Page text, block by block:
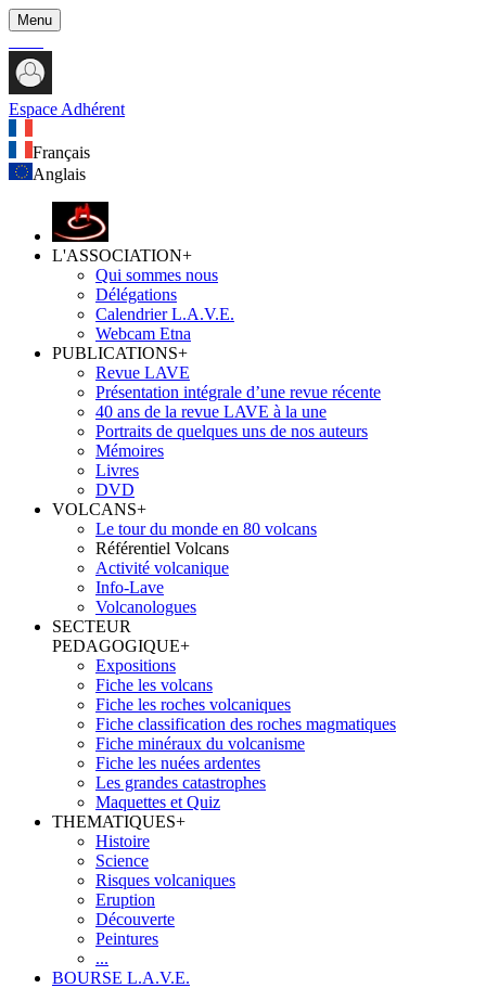
Menu
Espace Adhérent
Français
Anglais
L'ASSOCIATION+
Qui sommes nous
Délégations
Calendrier L.A.V.E.
Webcam Etna
PUBLICATIONS+
Revue LAVE
Présentation intégrale d’une revue récente
40 ans de la revue LAVE à la une
Portraits de quelques uns de nos auteurs
Mémoires
Livres
DVD
VOLCANS+
Le tour du monde en 80 volcans
Référentiel Volcans
Activité volcanique
Info-Lave
Volcanologues
SECTEUR
PEDAGOGIQUE+
Expositions
Fiche les volcans
Fiche les roches volcaniques
Fiche classification des roches magmatiques
Fiche minéraux du volcanisme
Fiche les nuées ardentes
Les grandes catastrophes
Maquettes et Quiz
THEMATIQUES+
Histoire
Science
Risques volcaniques
Eruption
Découverte
Peintures
...
BOURSE L.A.V.E.